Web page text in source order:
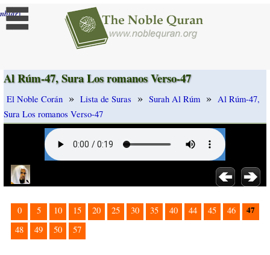
]
Al Rúm-47, Sura Los romanos Verso-47
El Noble Corán » Lista de Suras » Surah Al Rúm » Al Rúm-47,
Sura Los romanos Verso-47
0 5 10 15 20 25 30 35 40 44 45 46 47
48 49 50 57